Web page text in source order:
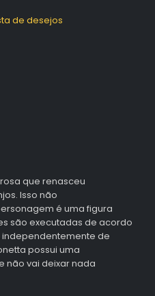
de desejos
que renasceu
Isso não
é uma figura
são executadas de acordo
de
possui uma
não vai deixar nada